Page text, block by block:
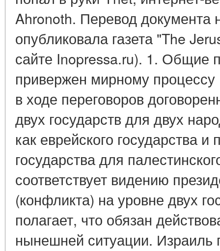
Ahronoth. Перевод документа
опубликовала газета "The
сайте Inopressa.ru). 1. Общие
привержен мирному
в ходе переговоров
двух государств для двух
как еврейского государства и
государства для
соответствует видению
(конфликта) на уровне двух
полагает, что обязан
нынешней ситуации. Израиль